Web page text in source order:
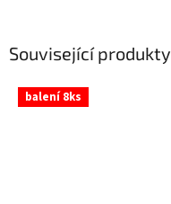
Související produkty
balení 8ks